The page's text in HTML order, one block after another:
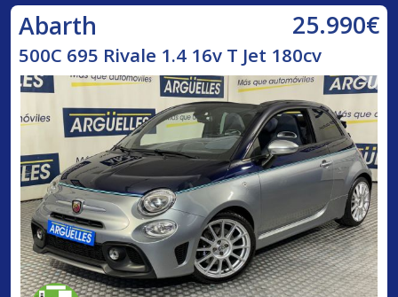
Abarth 25.990€
500C 695 Rivale 1.4 16v T Jet 180cv